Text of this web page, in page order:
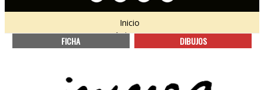
Inicio
Autores
FICHA DIBUJOS